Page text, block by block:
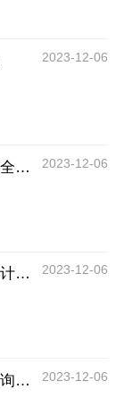
2023-12-06
广东省2023年度审计专业技术资格考试全科成绩合格人员名单公示 2023-12-06
考生应该通过什么途径查询2023年度审计专业技术资格考试成绩？ 2023-12-06
2023年度兵团审计专业资格考试成绩查询时间：12月5日起 2023-12-06